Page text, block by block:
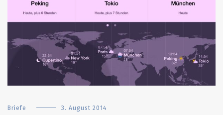
Briefe 3. August 2014